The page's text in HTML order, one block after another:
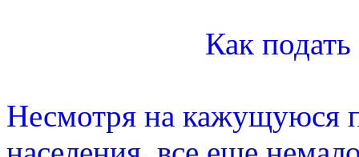
Как подать
Несмотря на кажущуюся